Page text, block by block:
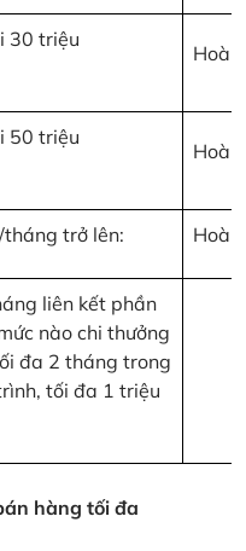
30 triệu
50 triệu
trở lên:
liên kết phần
nào chi thưởng
đa 2 tháng trong
tối đa 1 triệu
hàng tối đa